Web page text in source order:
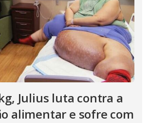
Julius luta contra a
alimentar e sofre com